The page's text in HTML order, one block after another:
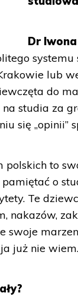
Dr
systemu
lub
do
studia za
się „opinii”
to
o
Te
nakazów,
swoje
już nie